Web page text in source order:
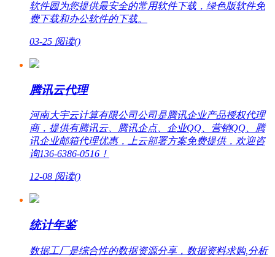
软件园为您提供最安全的常用软件下载，绿色版软件免
费下载和办公软件的下载。
03-25 阅读()
腾讯云代理
河南大宇云计算有限公司公司是腾讯企业产品授权代理
商，提供有腾讯云、腾讯企点、企业QQ、营销QQ、腾
讯企业邮箱代理优惠，上云部署方案免费提供，欢迎咨
询136-6386-0516！
12-08 阅读()
统计年鉴
数据工厂是综合性的数据资源分享，数据资料求购,分析